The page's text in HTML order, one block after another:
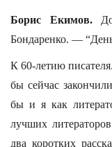
Борис Екимов.
Бондаренко. —
К 60-летию
бы сейчас
бы и я как
лучших
два коротких